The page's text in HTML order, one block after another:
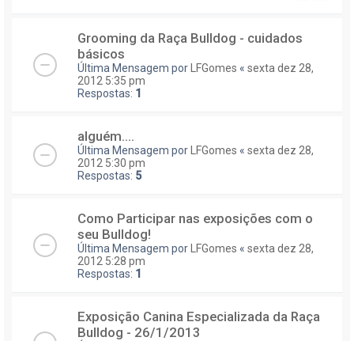
Grooming da Raça Bulldog - cuidados
básicos
Última Mensagem por LFGomes « sexta dez 28,
2012 5:35 pm
Respostas: 1
alguém....
Última Mensagem por LFGomes « sexta dez 28,
2012 5:30 pm
Respostas: 5
Como Participar nas exposições com o
seu Bulldog!
Última Mensagem por LFGomes « sexta dez 28,
2012 5:28 pm
Respostas: 1
Exposição Canina Especializada da Raça
Bulldog - 26/1/2013